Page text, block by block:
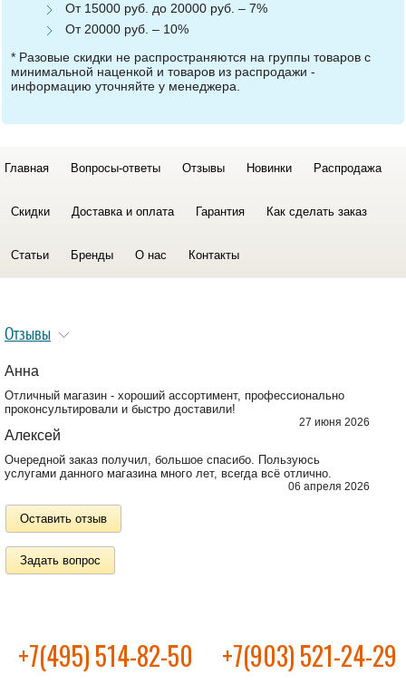
От 15000 руб. до 20000 руб. – 7%
От 20000 руб. – 10%
* Разовые скидки не распространяются на группы товаров с
минимальной наценкой и товаров из распродажи -
информацию уточняйте у менеджера.
Главная Вопросы-ответы Отзывы Новинки Распродажа
Скидки Доставка и оплата Гарантия Как сделать заказ
Статьи Бренды О нас Контакты
Отзывы
Анна
Отличный магазин - хороший ассортимент, профессионально
проконсультировали и быстро доставили!
27 июня 2026
Алексей
Очередной заказ получил, большое спасибо. Пользуюсь
услугами данного магазина много лет, всегда всё отлично.
06 апреля 2026
Оставить отзыв
Задать вопрос
+7(495) 514-82-50 +7(903) 521-24-29